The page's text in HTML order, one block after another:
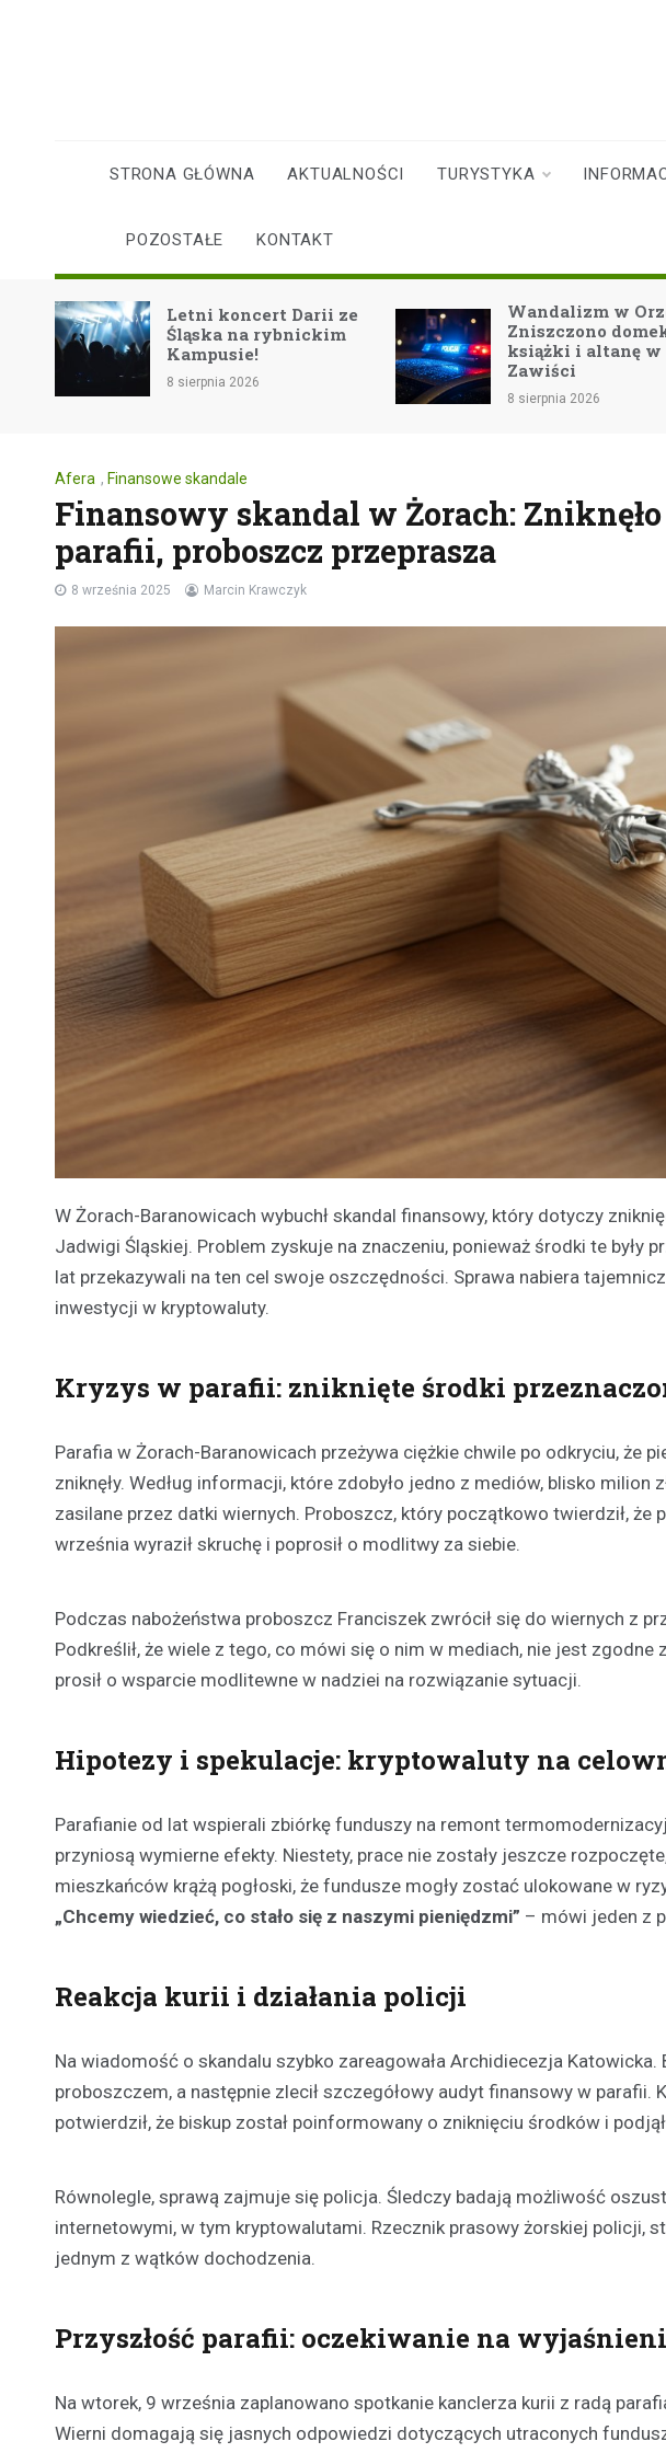
STRONA GŁÓWNA AKTUALNOŚCI TURYSTYKA
POZOSTAŁE KONTAKT
Letni koncert Darii ze
Śląska na rybnickim
Kampusie!
8 sierpnia 2026
Wandalizm w
Zniszczono domek na
książki i altanę w
Zawiści
8 sierpnia 2026
Afera , Finansowe skandale
Finansowy skandal w Żorach:
parafii, proboszcz przeprasza
8 września 2025 Marcin Krawczyk
W Żorach-Baranowicach wybuchł skandal finansowy, który dotyczy
Jadwigi Śląskiej. Problem zyskuje na znaczeniu, ponieważ środki te były
lat przekazywali na ten cel swoje oszczędności. Sprawa nabiera
inwestycji w kryptowaluty.
Kryzys w parafii: zniknięte środki
Parafia w Żorach-Baranowicach przeżywa ciężkie chwile po odkryciu, że
zniknęły. Według informacji, które zdobyło jedno z mediów, blisko milion
zasilane przez datki wiernych. Proboszcz, który początkowo twierdził, że
września wyraził skruchę i poprosił o modlitwy za siebie.
Podczas nabożeństwa proboszcz Franciszek zwrócił się do wiernych z
Podkreślił, że wiele z tego, co mówi się o nim w mediach, nie jest zgodne
prosił o wsparcie modlitewne w nadziei na rozwiązanie sytuacji.
Hipotezy i spekulacje: kryptowaluty na
Parafianie od lat wspierali zbiórkę funduszy na remont
przyniosą wymierne efekty. Niestety, prace nie zostały jeszcze
mieszkańców krążą pogłoski, że fundusze mogły zostać ulokowane w
„Chcemy wiedzieć, co stało się z naszymi pieniędzmi” – mówi jeden z
Reakcja kurii i działania policji
Na wiadomość o skandalu szybko zareagowała Archidiecezja Katowicka.
proboszczem, a następnie zlecił szczegółowy audyt finansowy w parafii.
potwierdził, że biskup został poinformowany o zniknięciu środków i
Równolegle, sprawą zajmuje się policja. Śledczy badają możliwość
internetowymi, w tym kryptowalutami. Rzecznik prasowy żorskiej policji,
jednym z wątków dochodzenia.
Przyszłość parafii: oczekiwanie na
Na wtorek, 9 września zaplanowano spotkanie kanclerza kurii z radą
Wierni domagają się jasnych odpowiedzi dotyczących utraconych